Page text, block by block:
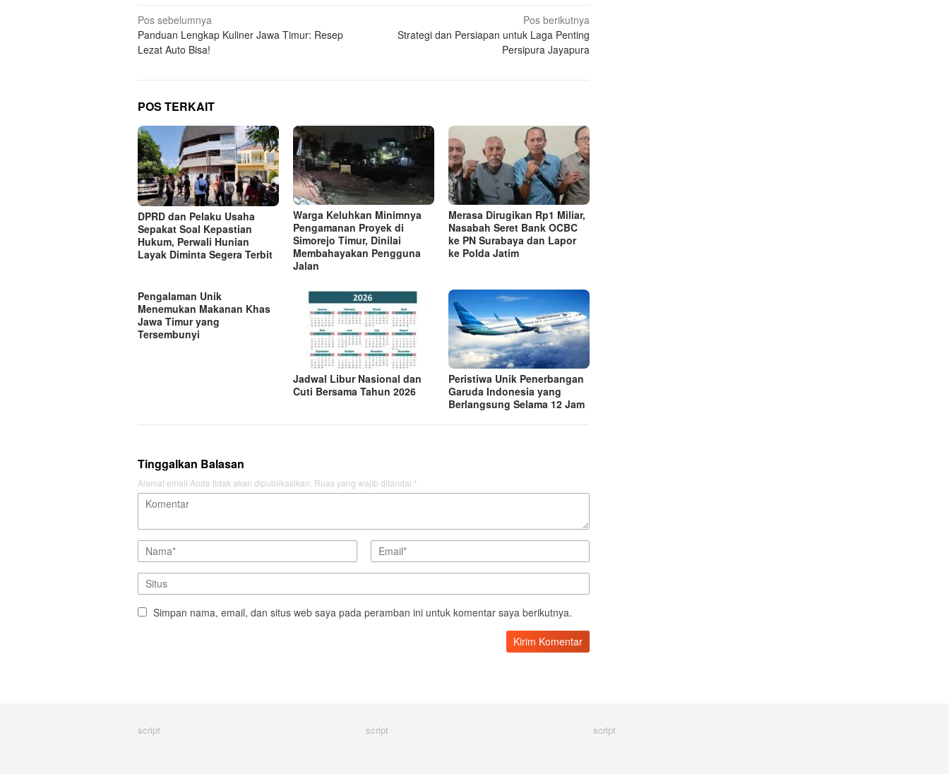
N
a
v
i
g
a
s
i
p
o
s
Pos sebelumnya
Panduan Lengkap Kuliner Jawa Timur: Resep
Lezat Auto Bisa!
Pos berikutnya
Strategi dan Persiapan untuk Laga Penting
Persipura Jayapura
POS TERKAIT
DPRD dan Pelaku Usaha
Sepakat Soal Kepastian
Hukum, Perwali Hunian
Layak Diminta Segera Terbit
Warga Keluhkan Minimnya
Pengamanan Proyek di
Simorejo Timur, Dinilai
Membahayakan Pengguna
Jalan
Merasa Dirugikan Rp1 Miliar,
Nasabah Seret Bank OCBC
ke PN Surabaya dan Lapor
ke Polda Jatim
Pengalaman Unik
Menemukan Makanan Khas
Jawa Timur yang
Tersembunyi
Jadwal Libur Nasional dan
Cuti Bersama Tahun 2026
Peristiwa Unik Penerbangan
Garuda Indonesia yang
Berlangsung Selama 12 Jam
Tinggalkan Balasan
Alamat email Anda tidak akan dipublikasikan. Ruas yang wajib ditandai *
Simpan nama, email, dan situs web saya pada peramban ini untuk komentar saya berikutnya.
script script script